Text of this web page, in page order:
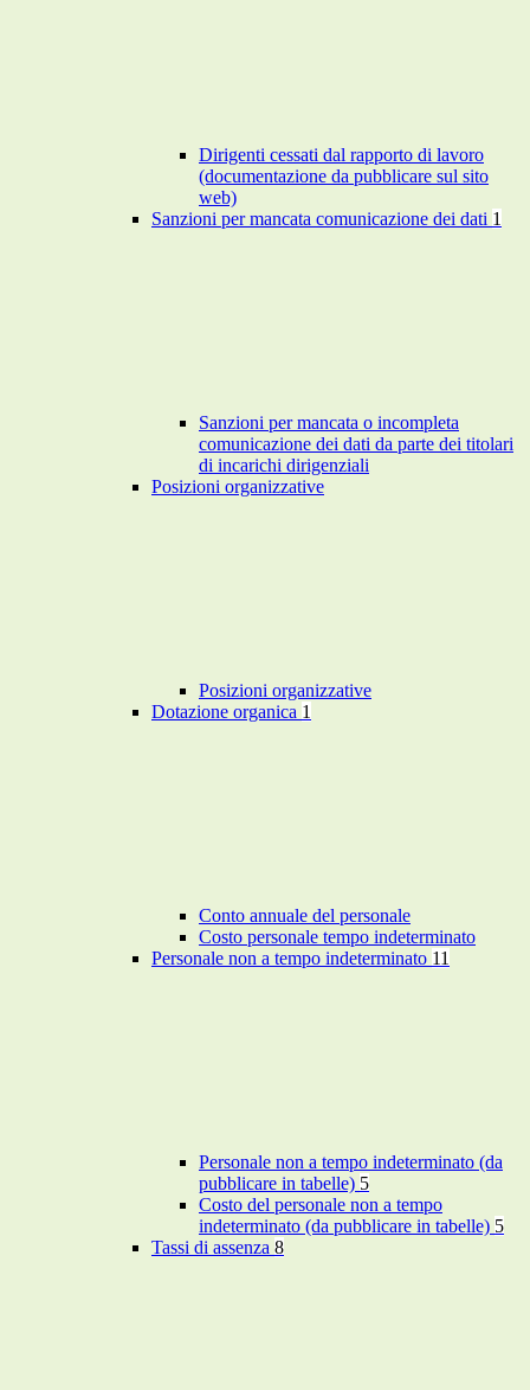
Dirigenti cessati dal rapporto di lavoro
(documentazione da pubblicare sul sito
web)
Sanzioni per mancata comunicazione dei dati 1
Sanzioni per mancata o incompleta
comunicazione dei dati da parte dei titolari
di incarichi dirigenziali
Posizioni organizzative
Posizioni organizzative
Dotazione organica 1
Conto annuale del personale
Costo personale tempo indeterminato
Personale non a tempo indeterminato 11
Personale non a tempo indeterminato (da
pubblicare in tabelle) 5
Costo del personale non a tempo
indeterminato (da pubblicare in tabelle) 5
Tassi di assenza 8